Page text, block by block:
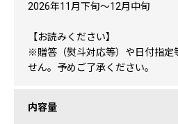
2026年11月下旬〜12月中旬
【お読みください】
※贈答（熨斗対応等）や日付指定
せん。予めご了承ください。
内容量